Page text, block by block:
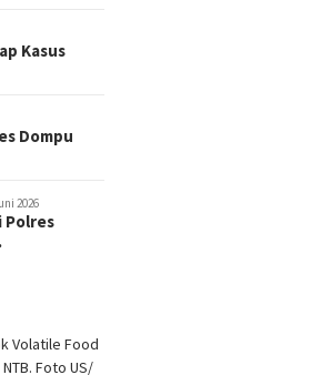
Kasus
Dompu
2026
Polres